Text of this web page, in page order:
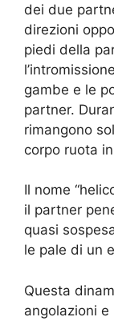
dei due
direzioni
piedi della
gambe e le
partner.
rimangono
corpo ruota
Il nome
il partner
quasi
le pale di un
Questa
angolazioni